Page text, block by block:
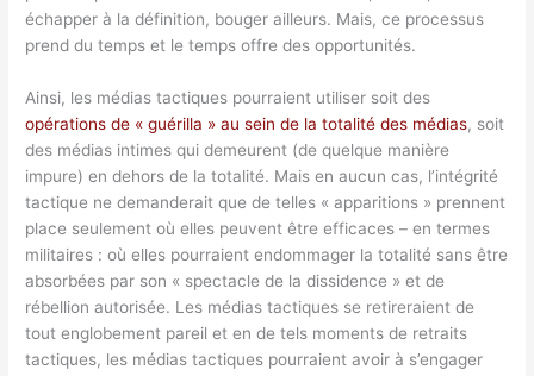
échapper à la définition, bouger ailleurs. Mais, ce processus
prend du temps et le temps offre des opportunités.
Ainsi, les médias tactiques pourraient utiliser soit des
opérations de « guérilla » au sein de la totalité des médias, soit
des médias intimes qui demeurent (de quelque manière
impure) en dehors de la totalité. Mais en aucun cas, l’intégrité
tactique ne demanderait que de telles « apparitions » prennent
place seulement où elles peuvent être efficaces – en termes
militaires : où elles pourraient endommager la totalité sans être
absorbées par son « spectacle de la dissidence » et de
rébellion autorisée. Les médias tactiques se retireraient de
tout englobement pareil et en de tels moments de retraits
tactiques, les médias tactiques pourraient avoir à s’engager